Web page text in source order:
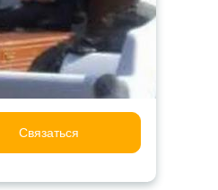
Связаться